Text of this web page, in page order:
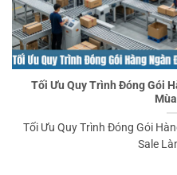
Tối Ưu Quy Trình Đóng Gói
Tối Ưu Quy Trình Đóng Gói
Sale